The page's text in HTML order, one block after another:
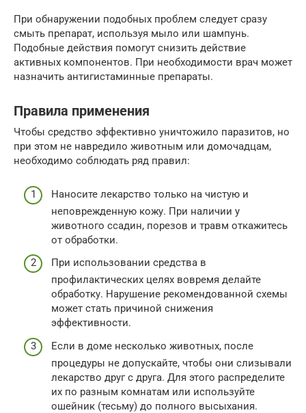
При обнаружении подобных проблем следует сразу
смыть препарат, используя мыло или шампунь.
Подобные действия помогут снизить действие
активных компонентов. При необходимости врач может
назначить антигистаминные препараты.
Правила применения
Чтобы средство эффективно уничтожило паразитов, но
при этом не навредило животным или домочадцам,
необходимо соблюдать ряд правил:
Наносите лекарство только на чистую и
неповрежденную кожу. При наличии у
животного ссадин, порезов и травм откажитесь
от обработки.
При использовании средства в
профилактических целях вовремя делайте
обработку. Нарушение рекомендованной схемы
может стать причиной снижения
эффективности.
Если в доме несколько животных, после
процедуры не допускайте, чтобы они слизывали
лекарство друг с друга. Для этого распределите
их по разным комнатам или используйте
ошейник (тесьму) до полного высыхания.